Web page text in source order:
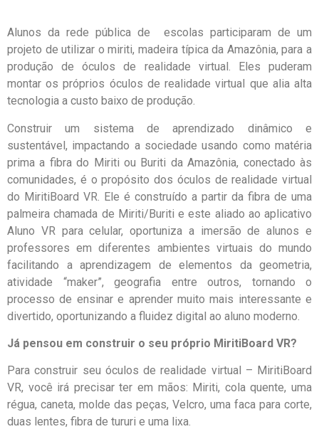
Alunos da rede pública de escolas participaram de um
projeto de utilizar o miriti, madeira típica da Amazônia, para a
produção de óculos de realidade virtual. Eles puderam
montar os próprios óculos de realidade virtual que alia alta
tecnologia a custo baixo de produção.
Construir um sistema de aprendizado dinâmico e
sustentável, impactando a sociedade usando como matéria
prima a fibra do Miriti ou Buriti da Amazônia, conectado às
comunidades, é o propósito dos óculos de realidade virtual
do MiritiBoard VR. Ele é construído a partir da fibra de uma
palmeira chamada de Miriti/Buriti e este aliado ao aplicativo
Aluno VR para celular, oportuniza a imersão de alunos e
professores em diferentes ambientes virtuais do mundo
facilitando a aprendizagem de elementos da geometria,
atividade “maker”, geografia entre outros, tornando o
processo de ensinar e aprender muito mais interessante e
divertido, oportunizando a fluidez digital ao aluno moderno.
Já pensou em construir o seu próprio MiritiBoard VR?
Para construir seu óculos de realidade virtual – MiritiBoard
VR, você irá precisar ter em mãos: Miriti, cola quente, uma
régua, caneta, molde das peças, Velcro, uma faca para corte,
duas lentes, fibra de tururi e uma lixa.